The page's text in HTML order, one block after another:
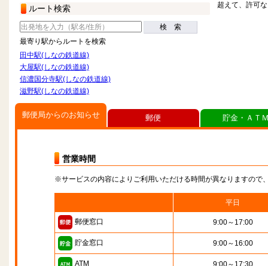
ルート検索
検 索
最寄り駅からルートを検索
田中駅(しなの鉄道線)
大屋駅(しなの鉄道線)
信濃国分寺駅(しなの鉄道線)
滋野駅(しなの鉄道線)
超えて、許可
郵便局からのお知らせ
営業時間
※サービスの内容によりご利用いただける時間が異なりますので
平日
郵便窓口 9:00～17:00
貯金窓口 9:00～16:00
ATM
郵便 貯金・ＡＴ